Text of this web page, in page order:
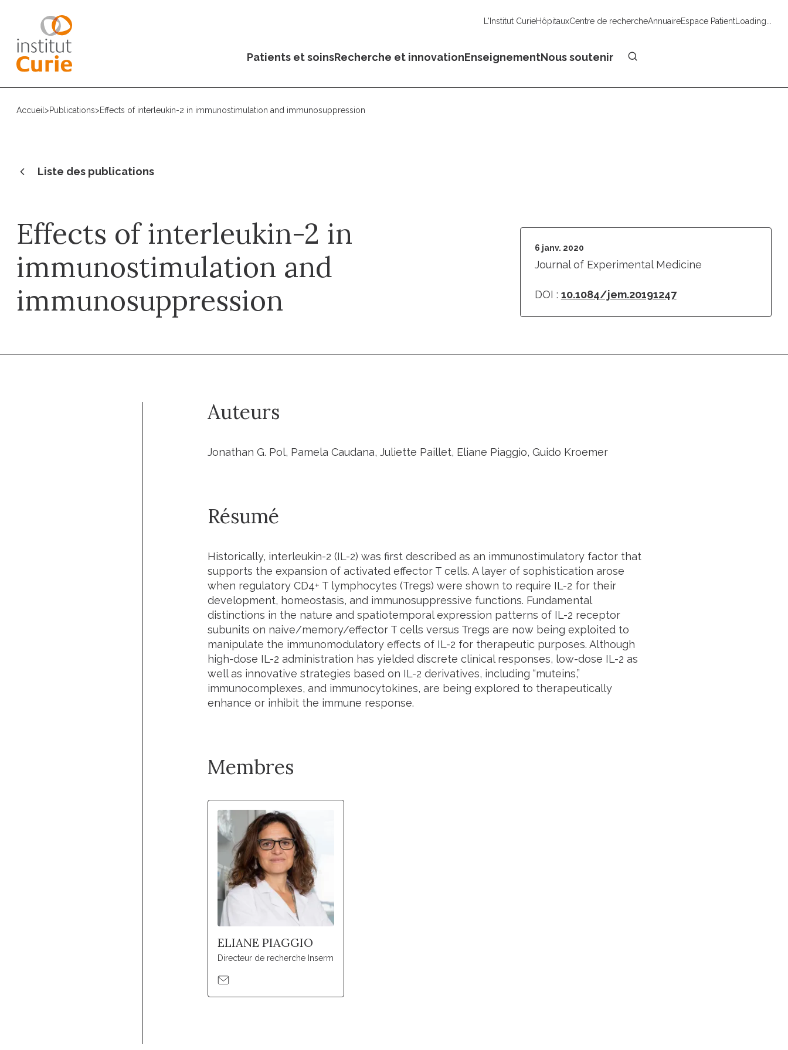
L'Institut CurieHôpitauxCentre de rechercheAnnuaireEspace PatientLoading...
Patients et soinsRecherche et innovationEnseignementNous soutenir
Accueil >Publications>Effects of interleukin-2 in immunostimulation and immunosuppression
Liste des publications
Effects of interleukin-2 in
immunostimulation and
immunosuppression
6 janv. 2020
Journal of Experimental Medicine
DOI : 10.1084/jem.20191247
Auteurs
Jonathan G. Pol, Pamela Caudana, Juliette Paillet, Eliane Piaggio, Guido Kroemer
Résumé
Historically, interleukin-2 (IL-2) was first described as an immunostimulatory factor that
supports the expansion of activated effector T cells. A layer of sophistication arose
when regulatory CD4+ T lymphocytes (Tregs) were shown to require IL-2 for their
development, homeostasis, and immunosuppressive functions. Fundamental
distinctions in the nature and spatiotemporal expression patterns of IL-2 receptor
subunits on naive/memory/effector T cells versus Tregs are now being exploited to
manipulate the immunomodulatory effects of IL-2 for therapeutic purposes. Although
high-dose IL-2 administration has yielded discrete clinical responses, low-dose IL-2 as
well as innovative strategies based on IL-2 derivatives, including “muteins,”
immunocomplexes, and immunocytokines, are being explored to therapeutically
enhance or inhibit the immune response.
Membres
ELIANE PIAGGIO
Directeur de recherche Inserm